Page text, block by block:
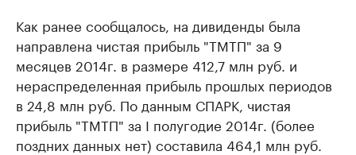
Как ранее сообщалось, на дивиденды была
направлена чистая прибыль "ТМТП" за 9
месяцев 2014г. в размере 412,7 млн руб. и
нераспределенная прибыль прошлых периодов
в 24,8 млн руб. По данным СПАРК, чистая
прибыль "ТМТП" за I полугодие 2014г. (более
поздних данных нет) составила 464,1 млн руб.